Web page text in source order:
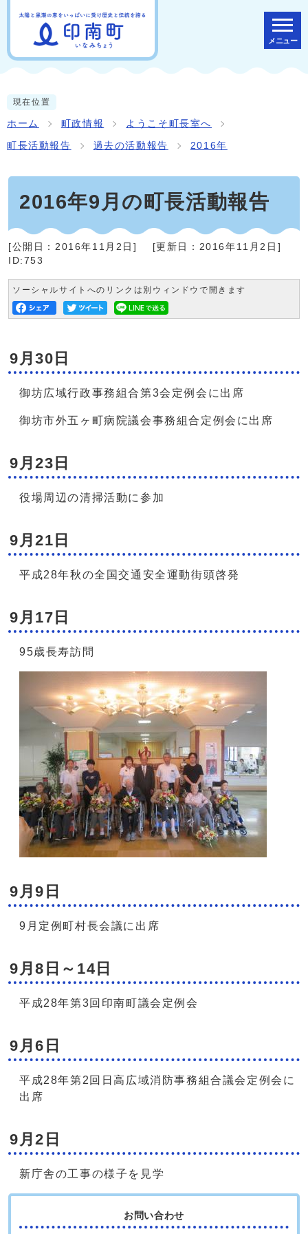
メニュー
現在位置
ホーム 町政情報 ようこそ町長室へ
町長活動報告 過去の活動報告 2016年
2016年9月の町長活動報告
[公開日： 2016年11月2日 ] [更新日： 2016年11月2日 ]
ID:753
ソーシャルサイトへのリンクは別ウィンドウで開きます
9月30日
御坊広域行政事務組合第3会定例会に出席
御坊市外五ヶ町病院議会事務組合定例会に出席
9月23日
役場周辺の清掃活動に参加
9月21日
平成28年秋の全国交通安全運動街頭啓発
9月17日
95歳長寿訪問
9月9日
9月定例町村長会議に出席
9月8日～14日
平成28年第3回印南町議会定例会
9月6日
平成28年第2回日高広域消防事務組合議会定例会に
出席
9月2日
新庁舎の工事の様子を見学
お問い合わせ